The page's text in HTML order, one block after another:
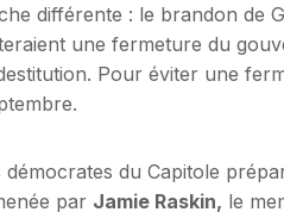
différente : le brandon de
une fermeture du
Pour éviter une
du Capitole
par Jamie Raskin, le